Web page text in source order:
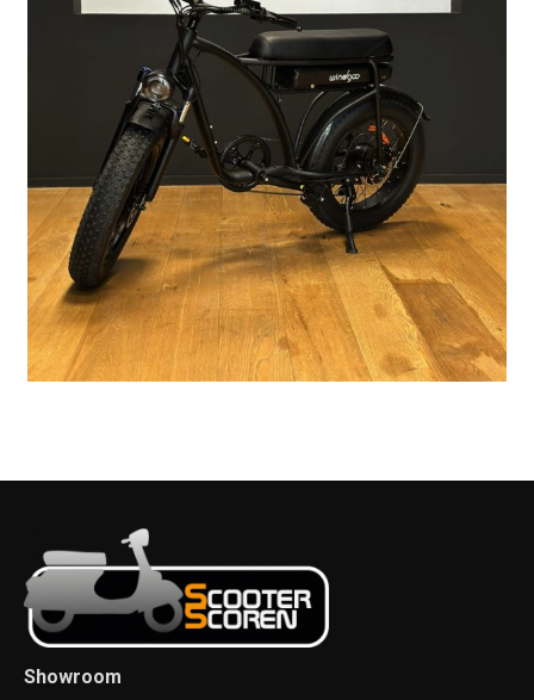
Showroom